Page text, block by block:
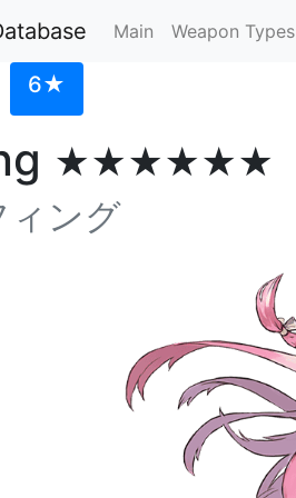
Main Weapon Types
6★
★★★★★★
ィング